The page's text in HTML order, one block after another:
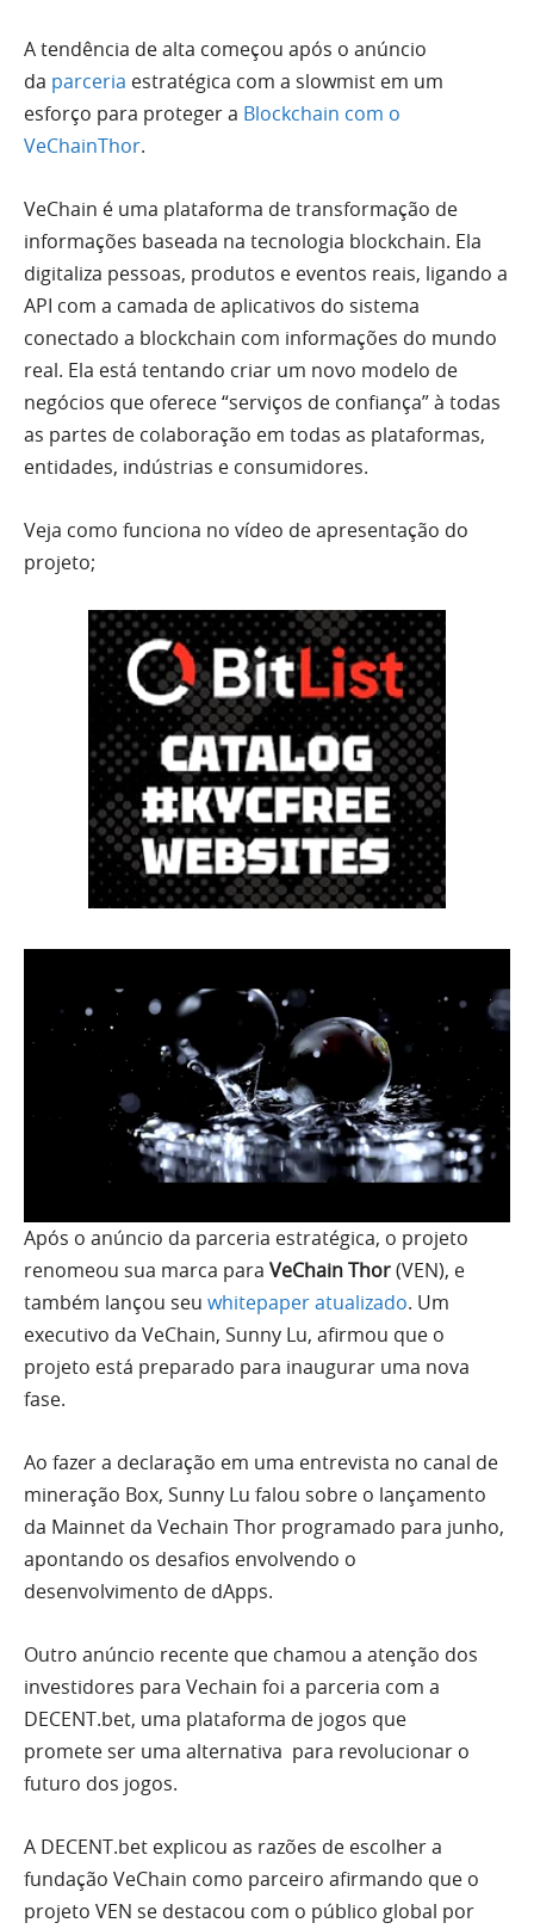
A tendência de alta começou após o anúncio
da parceria estratégica com a slowmist em um
esforço para proteger a Blockchain com o
VeChainThor.
VeChain é uma plataforma de transformação de
informações baseada na tecnologia blockchain. Ela
digitaliza pessoas, produtos e eventos reais, ligando a
API com a camada de aplicativos do sistema
conectado a blockchain com informações do mundo
real. Ela está tentando criar um novo modelo de
negócios que oferece “serviços de confiança” à todas
as partes de colaboração em todas as plataformas,
entidades, indústrias e consumidores.
Veja como funciona no vídeo de apresentação do
projeto;
Após o anúncio da parceria estratégica, o projeto
renomeou sua marca para VeChain Thor(VEN), e
também lançou seu whitepaper atualizado. Um
executivo da VeChain, Sunny Lu, afirmou que o
projeto está preparado para inaugurar uma nova
fase.
Ao fazer a declaração em uma entrevista no canal de
mineração Box, Sunny Lu falou sobre o lançamento
da Mainnet da Vechain Thor programado para junho,
apontando os desafios envolvendo o
desenvolvimento de dApps.
Outro anúncio recente que chamou a atenção dos
investidores para Vechain foi a parceria com a
DECENT.bet, uma plataforma de jogos que
promete ser uma alternativa para revolucionar o
futuro dos jogos.
A DECENT.bet explicou as razões de escolher a
fundação VeChain como parceiro afirmando que o
projeto VEN se destacou com o público global por